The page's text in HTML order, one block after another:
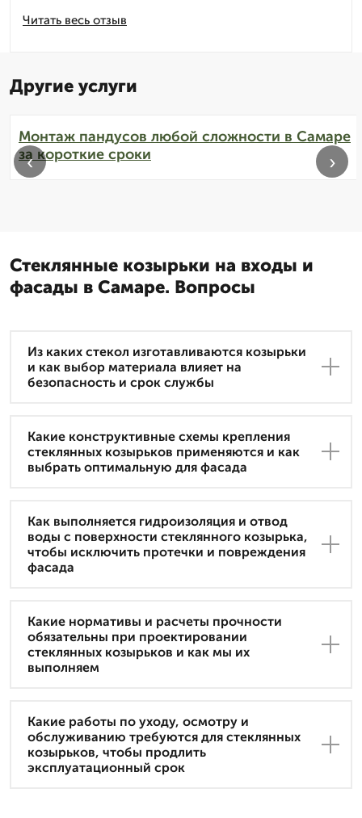
Читать весь отзыв
Другие услуги
Монтаж пандусов любой сложности в Самаре
за короткие сроки
‹ ›
Стеклянные козырьки на входы и
фасады в Самаре. Вопросы
Из каких стекол изготавливаются козырьки
и как выбор материала влияет на
безопасность и срок службы
Какие конструктивные схемы крепления
стеклянных козырьков применяются и как
выбрать оптимальную для фасада
Как выполняется гидроизоляция и отвод
воды с поверхности стеклянного козырька,
чтобы исключить протечки и повреждения
фасада
Какие нормативы и расчеты прочности
обязательны при проектировании
стеклянных козырьков и как мы их
выполняем
Какие работы по уходу, осмотру и
обслуживанию требуются для стеклянных
козырьков, чтобы продлить
эксплуатационный срок